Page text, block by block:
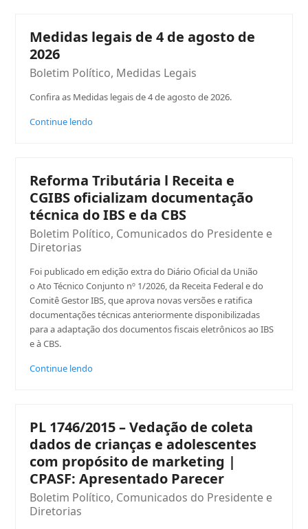
Medidas legais de 4 de agosto de
2026
Boletim Político, Medidas Legais
Confira as Medidas legais de 4 de agosto de 2026.
Continue lendo
Reforma Tributária l Receita e
CGIBS oficializam documentação
técnica do IBS e da CBS
Boletim Político, Comunicados do Presidente e
Diretorias
Foi publicado em edição extra do Diário Oficial da União
o Ato Técnico Conjunto nº 1/2026, da Receita Federal e do
Comitê Gestor IBS, que aprova novas versões e ratifica
documentações técnicas anteriormente disponibilizadas
para a adaptação dos documentos fiscais eletrônicos ao IBS
e à CBS.
Continue lendo
PL 1746/2015 – Vedação de coleta
dados de crianças e adolescentes
com propósito de marketing |
CPASF: Apresentado Parecer
Boletim Político, Comunicados do Presidente e
Diretorias